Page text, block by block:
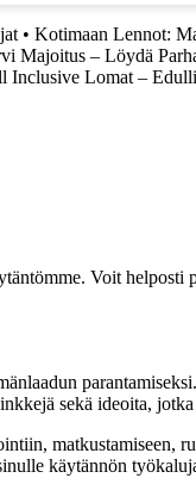
• Kotimaan Lennot:
Majoitus – Löydä
Inclusive Lomat –
Voit helposti
sekä ideoita,
matkustamiseen,
käytännön